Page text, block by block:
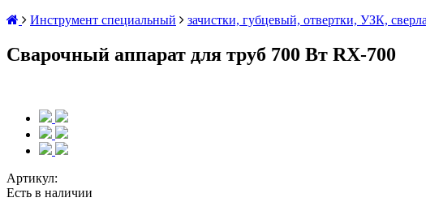
Инструмент специальный
зачистки, губцевый, отвертки, УЗК,
Сварочный аппарат для труб 700 Вт RX-700
Артикул:
Есть в наличии